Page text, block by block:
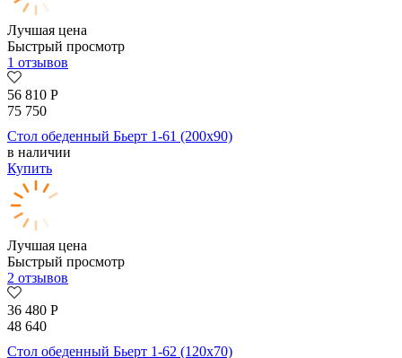
Лучшая цена
Быстрый просмотр
1 отзывов
56 810 Р
75 750
Стол обеденный Бьерт 1-61 (200х90)
в наличии
Купить
Лучшая цена
Быстрый просмотр
2 отзывов
36 480 Р
48 640
Стол обеденный Бьерт 1-62 (120х70)